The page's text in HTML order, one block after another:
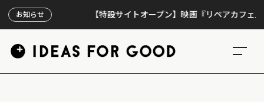
お知らせ 【特設サイトオープン】映画『リペアカフェ』、上